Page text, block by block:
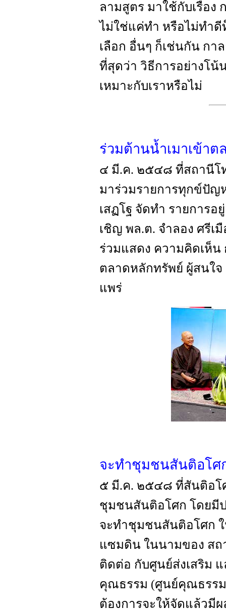
ลามสูตร มาใช้กับเรื่อ
ไม่ใช่แค่ทำ หรือไม่ทำดี
เลือก อื่นๆ ก็เช่นกัน กา
ที่สุดว่า วิธีการอย่างโน้
เหมาะกับเราหรือไม่
ร่วมต้านน้ำเมาเข้า
๔ มี.ค. ๒๕๔๘ ที่สถานีโ
มาร่วมรายการทุกข์ปั
เสฏโฐ จัดทำ รายการ
เชิญ พล.ต. จำลอง ศรีเ
ร่วมแสดง ความคิดเห็น
ตลาดหลักทรัพย์ ผู้สนใจ
แพร่
จะทำชุมชนสันติอโศ
๕ มี.ค. ๒๕๔๘ ที่สันติอโ
ชุมชนสันติอโศก โดยมี
จะทำชุมชนสันติอโศก
แซมดิน ในนามของ สถ
ติดต่อ กับศูนย์ส่งเสริม
คุณธรรม (ศูนย์คุณธรร
ต้องการจะให้จัดแล้วมี